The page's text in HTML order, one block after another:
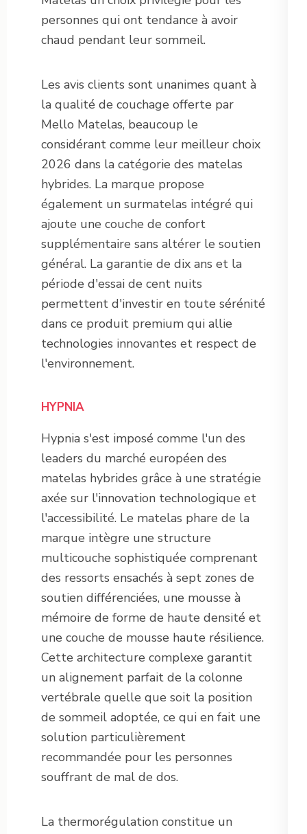
personnes qui ont tendance à avoir
chaud pendant leur sommeil.
Les avis clients sont unanimes quant à
la qualité de couchage offerte par
Mello Matelas, beaucoup le
considérant comme leur meilleur choix
2026 dans la catégorie des matelas
hybrides. La marque propose
également un surmatelas intégré qui
ajoute une couche de confort
supplémentaire sans altérer le soutien
général. La garantie de dix ans et la
période d'essai de cent nuits
permettent d'investir en toute sérénité
dans ce produit premium qui allie
technologies innovantes et respect de
l'environnement.
HYPNIA
Hypnia s'est imposé comme l'un des
leaders du marché européen des
matelas hybrides grâce à une stratégie
axée sur l'innovation technologique et
l'accessibilité. Le matelas phare de la
marque intègre une structure
multicouche sophistiquée comprenant
des ressorts ensachés à sept zones de
soutien différenciées, une mousse à
mémoire de forme de haute densité et
une couche de mousse haute résilience.
Cette architecture complexe garantit
un alignement parfait de la colonne
vertébrale quelle que soit la position
de sommeil adoptée, ce qui en fait une
solution particulièrement
recommandée pour les personnes
souffrant de mal de dos.
La thermorégulation constitue un